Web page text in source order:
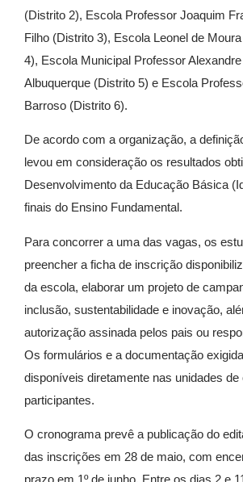
(Distrito 2), Escola Professor Joaquim
Filho (Distrito 3), Escola Leonel de
4), Escola Municipal Professor
Albuquerque (Distrito 5) e Escola
Barroso (Distrito 6).
De acordo com a organização, a
levou em consideração os resultados
Desenvolvimento da Educação Básica
finais do Ensino Fundamental.
Para concorrer a uma das vagas, os
preencher a ficha de inscrição
da escola, elaborar um projeto de
inclusão, sustentabilidade e inovação,
autorização assinada pelos pais ou
Os formulários e a documentação
disponíveis diretamente nas unidades de
participantes.
O cronograma prevê a publicação do
das inscrições em 28 de maio, com
prazo em 1º de junho. Entre os dias 2 e